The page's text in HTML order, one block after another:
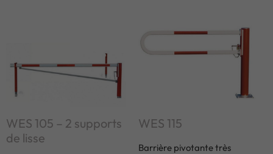
WES 105 – 2 supports
de lisse
WES 115
Barrière pivotante très